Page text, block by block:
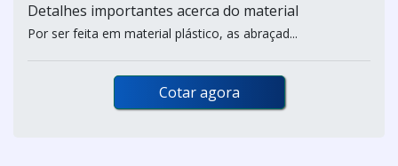
Detalhes importantes acerca do material
Por ser feita em material plástico, as abraçad...
Cotar agora